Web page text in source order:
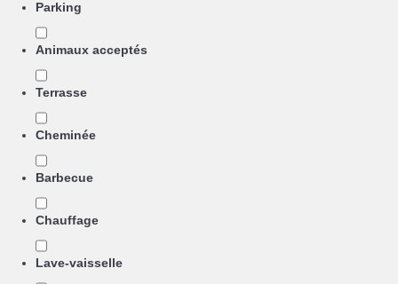
Parking
Animaux acceptés
Terrasse
Cheminée
Barbecue
Chauffage
Lave-vaisselle